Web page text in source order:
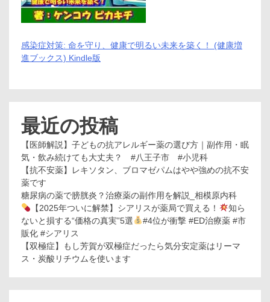
感染症対策: 命を守り、健康で明るい未来を築く！ (健康増
進ブックス) Kindle版
最近の投稿
【医師解説】子どもの抗アレルギー薬の選び方｜副作用・眠
気・飲み続けても大丈夫？ #八王子市 #小児科
【抗不安薬】レキソタン、ブロマゼパムはやや強めの抗不安
薬です
糖尿病の薬で膀胱炎？治療薬の副作用を解説_相模原内科
【2025年ついに解禁】シアリスが薬局で買える！
知ら
ないと損する“価格の真実”5選
#4位が衝撃 #ED治療薬 #市
販化 #シアリス
【双極症】もし芳賀が双極症だったら気分安定薬はリーマ
ス・炭酸リチウムを使います